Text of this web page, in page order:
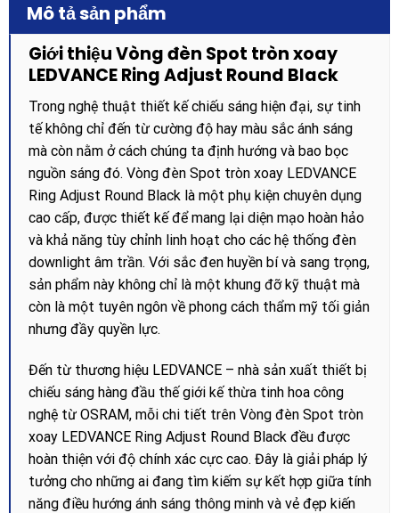
Mô tả sản phẩm
Giới thiệu Vòng đèn Spot tròn xoay
LEDVANCE Ring Adjust Round Black
Trong nghệ thuật thiết kế chiếu sáng hiện đại, sự tinh
tế không chỉ đến từ cường độ hay màu sắc ánh sáng
mà còn nằm ở cách chúng ta định hướng và bao bọc
nguồn sáng đó. Vòng đèn Spot tròn xoay LEDVANCE
Ring Adjust Round Black là một phụ kiện chuyên dụng
cao cấp, được thiết kế để mang lại diện mạo hoàn hảo
và khả năng tùy chỉnh linh hoạt cho các hệ thống đèn
downlight âm trần. Với sắc đen huyền bí và sang trọng,
sản phẩm này không chỉ là một khung đỡ kỹ thuật mà
còn là một tuyên ngôn về phong cách thẩm mỹ tối giản
nhưng đầy quyền lực.
Đến từ thương hiệu LEDVANCE – nhà sản xuất thiết bị
chiếu sáng hàng đầu thế giới kế thừa tinh hoa công
nghệ từ OSRAM, mỗi chi tiết trên Vòng đèn Spot tròn
xoay LEDVANCE Ring Adjust Round Black đều được
hoàn thiện với độ chính xác cực cao. Đây là giải pháp lý
tưởng cho những ai đang tìm kiếm sự kết hợp giữa tính
năng điều hướng ánh sáng thông minh và vẻ đẹp kiến